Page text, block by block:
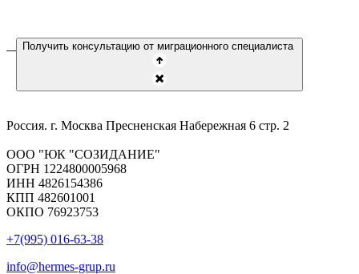
Получить консультацию от миграционного специалиста
Россия. г. Москва Пресненская Набережная 6 стр. 2
ООО "ЮК "СОЗИДАНИЕ"
ОГРН 1224800005968
ИНН 4826154386
КПП 482601001
ОКПО 76923753
+7(995) 016-63-38
info@hermes-grup.ru